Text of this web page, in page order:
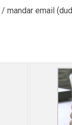
/ mandar email (